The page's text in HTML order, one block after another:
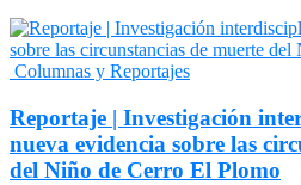
Columnas y Reportajes
Reportaje | Investigación
nueva evidencia sobre las
del Niño de Cerro El Plomo